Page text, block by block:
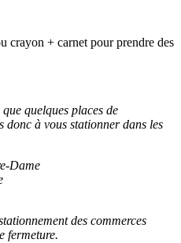
crayon + carnet pour prendre des
quelques places de
donc à vous stationner dans les
Dame
des commerces
fermeture.